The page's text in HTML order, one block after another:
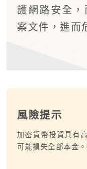
護網路安全
案文件，進而
風險提示
加密貨幣投資具有
可能損失全部本金